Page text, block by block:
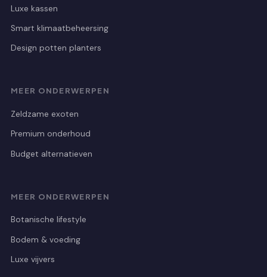
Luxe kassen
Smart klimaatbeheersing
Design potten planters
MEER ONDERWERPEN
Zeldzame exoten
Premium onderhoud
Budget alternatieven
MEER ONDERWERPEN
Botanische lifestyle
Bodem & voeding
Luxe vijvers